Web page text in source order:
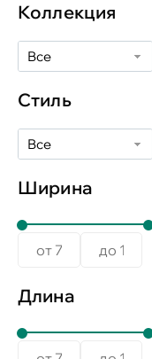
Коллекция
Все
Стиль
Все
Ширина
Длина